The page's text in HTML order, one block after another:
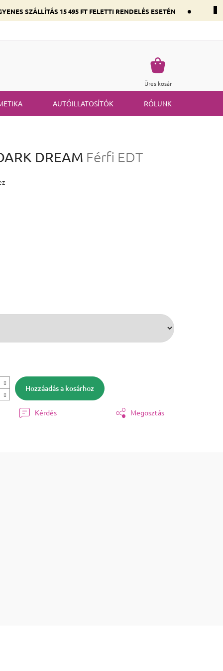
SZÁLLÍTÁS 15 495 FT FELETTI RENDELÉS ESETÉN •
Kosár
Üres kosár
AUTÓILLATOSÍTÓK RÓLUNK
DREAM Férfi EDT
csillag.
Hozzáadás a kosárhoz
Kérdés Megosztás